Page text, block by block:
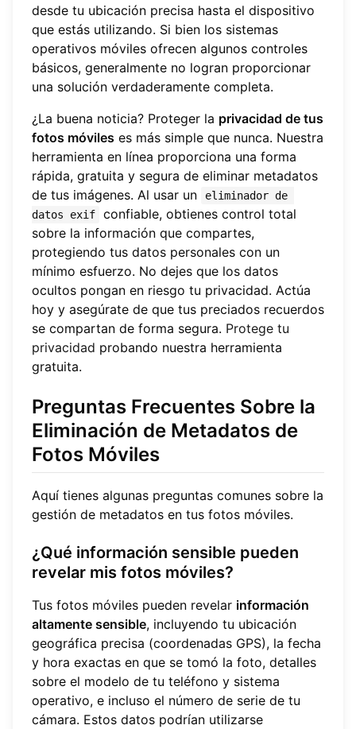
desde tu ubicación precisa hasta el dispositivo
que estás utilizando. Si bien los sistemas
operativos móviles ofrecen algunos controles
básicos, generalmente no logran proporcionar
una solución verdaderamente completa.
¿La buena noticia? Proteger la privacidad de tus
fotos móviles es más simple que nunca. Nuestra
herramienta en línea proporciona una forma
rápida, gratuita y segura de eliminar metadatos
de tus imágenes. Al usar un
eliminador de
datos exif
confiable, obtienes control total
sobre la información que compartes,
protegiendo tus datos personales con un
mínimo esfuerzo. No dejes que los datos
ocultos pongan en riesgo tu privacidad. Actúa
hoy y asegúrate de que tus preciados recuerdos
se compartan de forma segura. Protege tu
privacidad probando nuestra herramienta
gratuita.
Preguntas Frecuentes Sobre la
Eliminación de Metadatos de
Fotos Móviles
Aquí tienes algunas preguntas comunes sobre la
gestión de metadatos en tus fotos móviles.
¿Qué información sensible pueden
revelar mis fotos móviles?
Tus fotos móviles pueden revelar información
altamente sensible, incluyendo tu ubicación
geográfica precisa (coordenadas GPS), la fecha
y hora exactas en que se tomó la foto, detalles
sobre el modelo de tu teléfono y sistema
operativo, e incluso el número de serie de tu
cámara. Estos datos podrían utilizarse